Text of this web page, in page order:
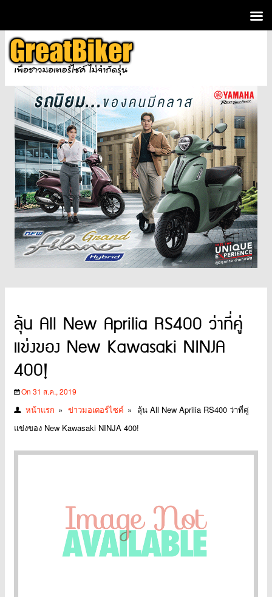
ลุ้น All New Aprilia RS400 ว่าที่คู่
แข่งของ New Kawasaki NINJA
400!
On 31 ส.ค., 2019
หน้าแรก » ข่าวมอเตอร์ไซค์ » ลุ้น All New Aprilia RS400 ว่าที่คู่
แข่งของ New Kawasaki NINJA 400!